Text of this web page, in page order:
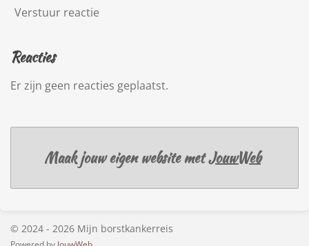
Verstuur reactie
Reacties
Er zijn geen reacties geplaatst.
Maak jouw eigen website met JouwWeb
© 2024 - 2026 Mijn borstkankerreis